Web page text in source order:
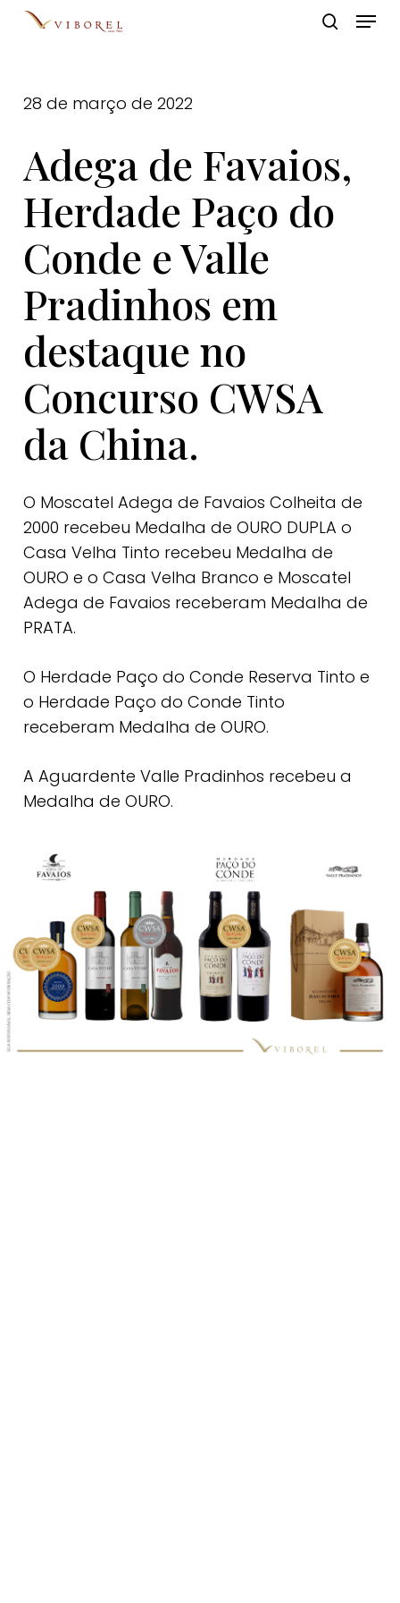
Skip
Menu
28 de março de 2022
Adega de Favaios,
Herdade Paço do
Conde e Valle
Pradinhos em
destaque no
Concurso CWSA
da China.
O Moscatel Adega de Favaios Colheita de
2000 recebeu Medalha de OURO DUPLA o
Casa Velha Tinto recebeu Medalha de
OURO e o Casa Velha Branco e Moscatel
Adega de Favaios receberam Medalha de
PRATA.
O Herdade Paço do Conde Reserva Tinto e
o Herdade Paço do Conde Tinto
receberam Medalha de OURO.
A Aguardente Valle Pradinhos recebeu a
Medalha de OURO.